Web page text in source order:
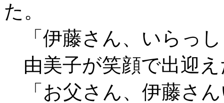
た。
「伊藤さん、いらっ
由美子が笑顔で出迎え
「お父さん、伊藤さ